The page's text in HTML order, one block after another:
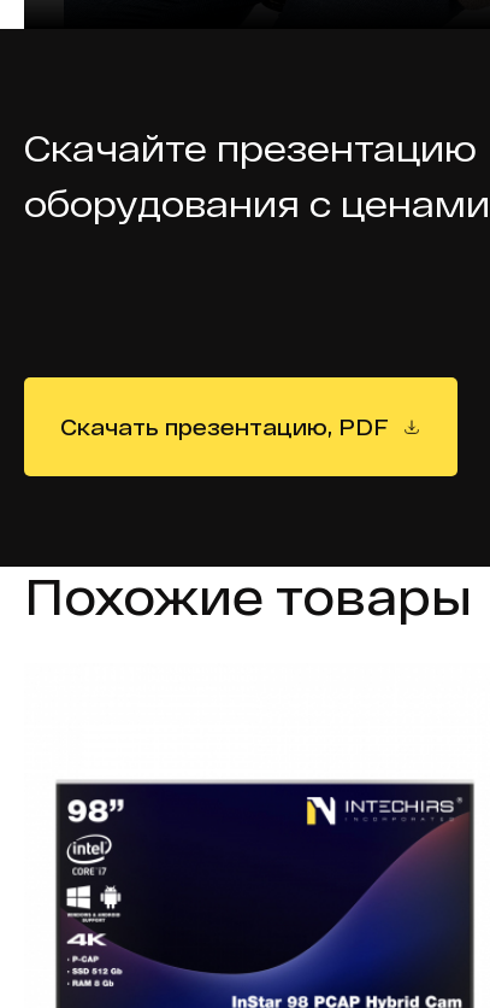
Скачайте презентацию
оборудования с ценами
Скачать презентацию, PDF
Похожие товары